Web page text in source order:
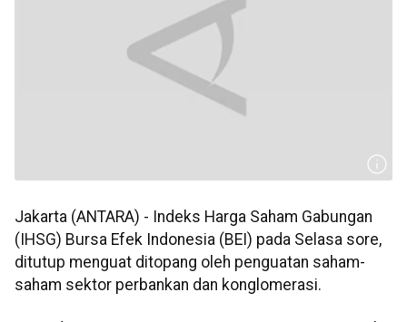
Jakarta (ANTARA) - Indeks Harga Saham Gabungan
(IHSG) Bursa Efek Indonesia (BEI) pada Selasa sore,
ditutup menguat ditopang oleh penguatan saham-
saham sektor perbankan dan konglomerasi.